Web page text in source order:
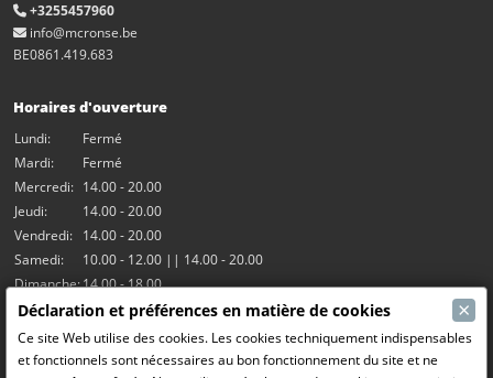
+3255457960
info@mcronse.be
BE0861.419.683
Horaires d'ouverture
Lundi:
Fermé
Mardi:
Fermé
Mercredi: 14.00 - 20.00
Jeudi:
14.00 - 20.00
Vendredi: 14.00 - 20.00
Samedi:
10.00 - 12.00 || 14.00 - 20.00
Dimanche:14.00 - 18.00
Nos activités
Salle Hangar7
Déclaration et préférences en matière de cookies ×
Ce site Web utilise des cookies. Les cookies techniquement indispensables
et fonctionnels sont nécessaires au bon fonctionnement du site et ne